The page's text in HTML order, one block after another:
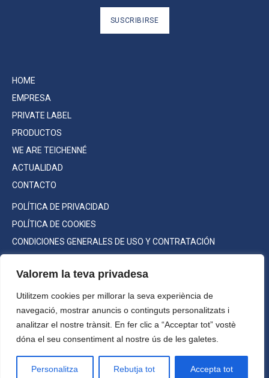
Valorem la teva privadesa
Utilitzem cookies per millorar la seva experiència de
navegació, mostrar anuncis o continguts personalitzats i
analitzar el nostre trànsit. En fer clic a “Acceptar tot” vostè
dóna el seu consentiment al nostre ús de les galetes.
Personalitza Rebutja tot Accepta tot
HOME
EMPRESA
PRIVATE LABEL
PRODUCTOS
WE ARE TEICHENNÉ
ACTUALIDAD
CONTACTO
POLÍTICA DE PRIVACIDAD
POLÍTICA DE COOKIES
CONDICIONES GENERALES DE USO Y CONTRATACIÓN
SUSCRIBIRSE
Máxima graduación a la venta:
Alc. 70% vol.
Consumo responsable
©2022 Teichenné S.A. Todos los
derechos reservados.